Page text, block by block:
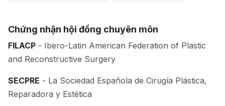
Chứng nhận hội đồng chuyên môn
FILACP - Ibero-Latin American Federation of Plastic
and Reconstructive Surgery
SECPRE - La Sociedad Española de Cirugía Plástica,
Reparadora y Estética